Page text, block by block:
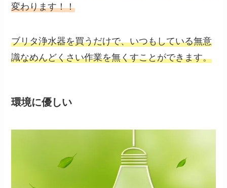
変わります！！
ブリタ浄水器を買うだけで、いつもしている無意
識なめんどくさい作業を無くすことができます。
環境に優しい